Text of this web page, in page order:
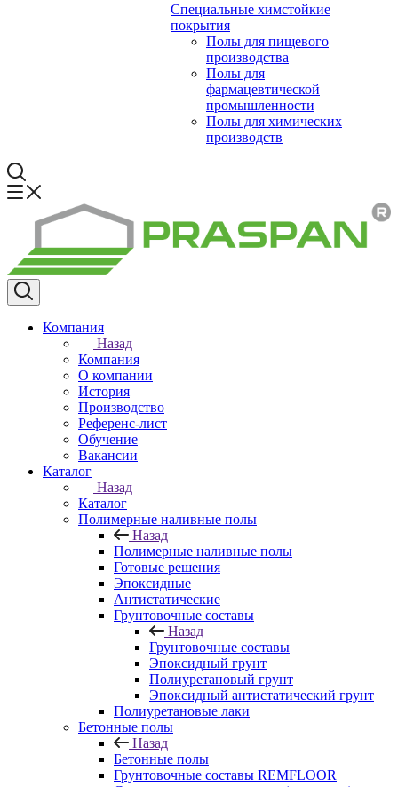
Специальные химстойкие
покрытия
Полы для пищевого
производства
Полы для
фармацевтической
промышленности
Полы для химических
производств
Компания
Назад
Компания
О компании
История
Производство
Референс-лист
Обучение
Вакансии
Каталог
Назад
Каталог
Полимерные наливные полы
Назад
Полимерные наливные полы
Готовые решения
Эпоксидные
Антистатические
Грунтовочные составы
Назад
Грунтовочные составы
Эпоксидный грунт
Полиуретановый грунт
Эпоксидный антистатический грунт
Полиуретановые лаки
Бетонные полы
Назад
Бетонные полы
Грунтовочные составы REMFLOOR